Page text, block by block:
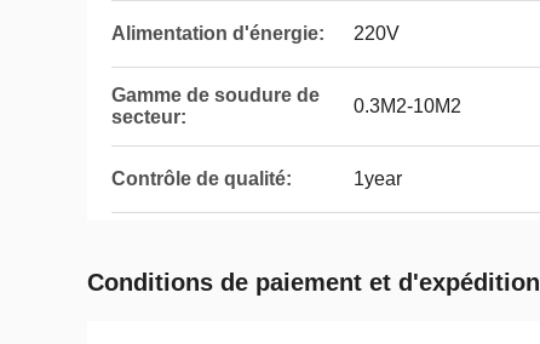
Alimentation d'énergie: 220V
Gamme de soudure de
secteur:
0.3M2-10M2
Contrôle de qualité: 1year
Conditions de paiement et d'expédition